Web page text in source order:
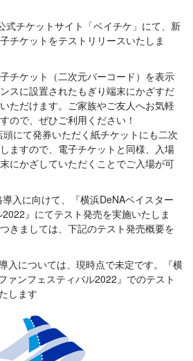
式チケットサイト「ベイチケ」にて、新
チケットをテストリリースいたしま
チケット（二次元バーコード）を表示
スに設置されたもぎり端末にかざすだ
ただけます。ご家族やご友人へお気軽
ので、ぜひご利用ください！
にて発券いただく紙チケットにも二次
ますので、電子チケットと同様、入場
にかざしていただくことでご入場が可
入に向けて、『横浜DeNAベイスター
』にてテスト発売を実施いたしま
きましては、下記のテスト発売概要を
入については、現時点で未定です。『横
ァンフェスティバル2022』でのテスト
します